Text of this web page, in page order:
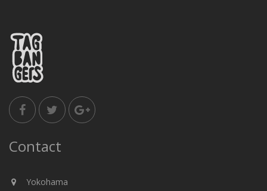
Contact
Yokohama